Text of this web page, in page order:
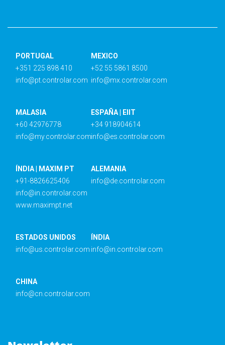
PORTUGAL
+351 225 898 410
info@pt.controlar.com
MEXICO
+52 55 5861 8500
info@mx.controlar.com
MALASIA
+60 42976778
info@my.controlar.com
ESPAÑA | EIIT
+34 918904614
info@es.controlar.com
ÍNDIA | MAXIM PT
+91-8826625406
info@in.controlar.com
www.maximpt.net
ALEMANIA
info@de.controlar.com
ESTADOS UNIDOS
info@us.controlar.com
ÍNDIA
info@in.controlar.com
CHINA
info@cn.controlar.com